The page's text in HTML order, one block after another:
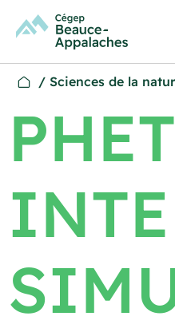
/ Sciences de la
PHET